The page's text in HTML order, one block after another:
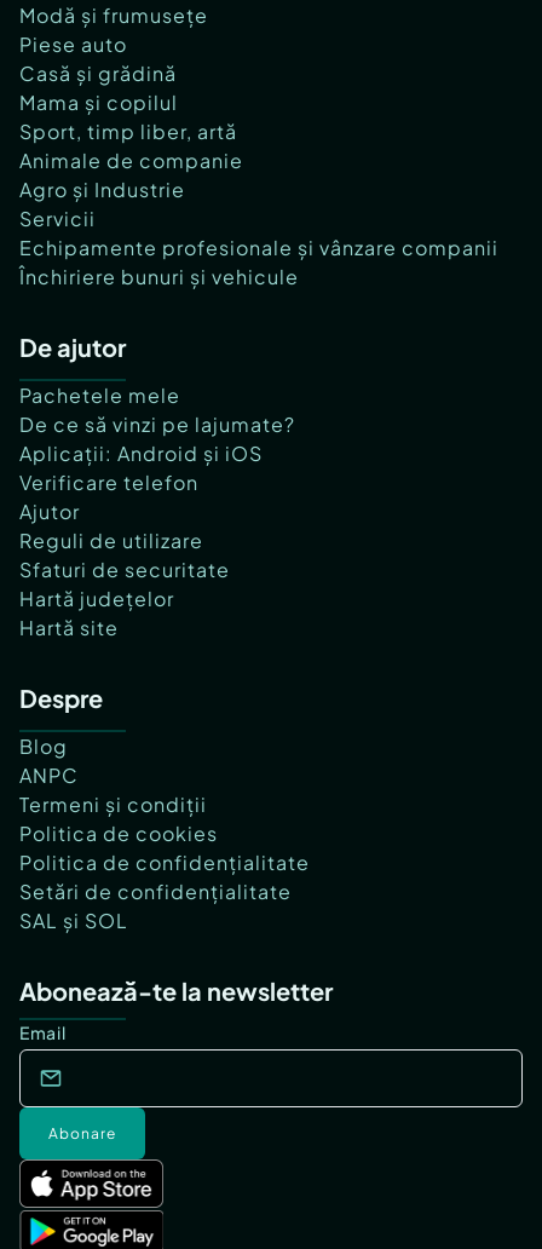
Modă și frumusețe
Piese auto
Casă și grădină
Mama și copilul
Sport, timp liber, artă
Animale de companie
Agro și Industrie
Servicii
Echipamente profesionale și vânzare companii
Închiriere bunuri și vehicule
De ajutor
Pachetele mele
De ce să vinzi pe lajumate?
Aplicații: Android și iOS
Verificare telefon
Ajutor
Reguli de utilizare
Sfaturi de securitate
Hartă județelor
Hartă site
Despre
Blog
ANPC
Termeni și condiții
Politica de cookies
Politica de confidențialitate
Setări de confidențialitate
SAL și SOL
Abonează-te la newsletter
Email
Abonare